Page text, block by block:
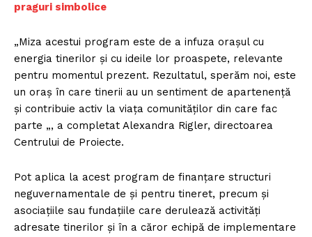
praguri simbolice
„Miza acestui program este de a infuza oraşul cu
energia tinerilor şi cu ideile lor proaspete, relevante
pentru momentul prezent. Rezultatul, sperăm noi, este
un oraş în care tinerii au un sentiment de apartenenţă
şi contribuie activ la viaţa comunităţilor din care fac
parte „, a completat Alexandra Rigler, directoarea
Centrului de Proiecte.
Pot aplica la acest program de finanţare structuri
neguvernamentale de şi pentru tineret, precum şi
asociaţiile sau fundaţiile care derulează activităţi
adresate tinerilor şi în a căror echipă de implementare